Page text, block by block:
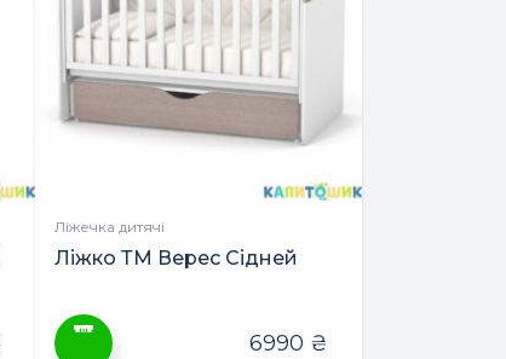
Ліжечка дитячі
Ліжко ТМ Верес Сідней
6990 ₴